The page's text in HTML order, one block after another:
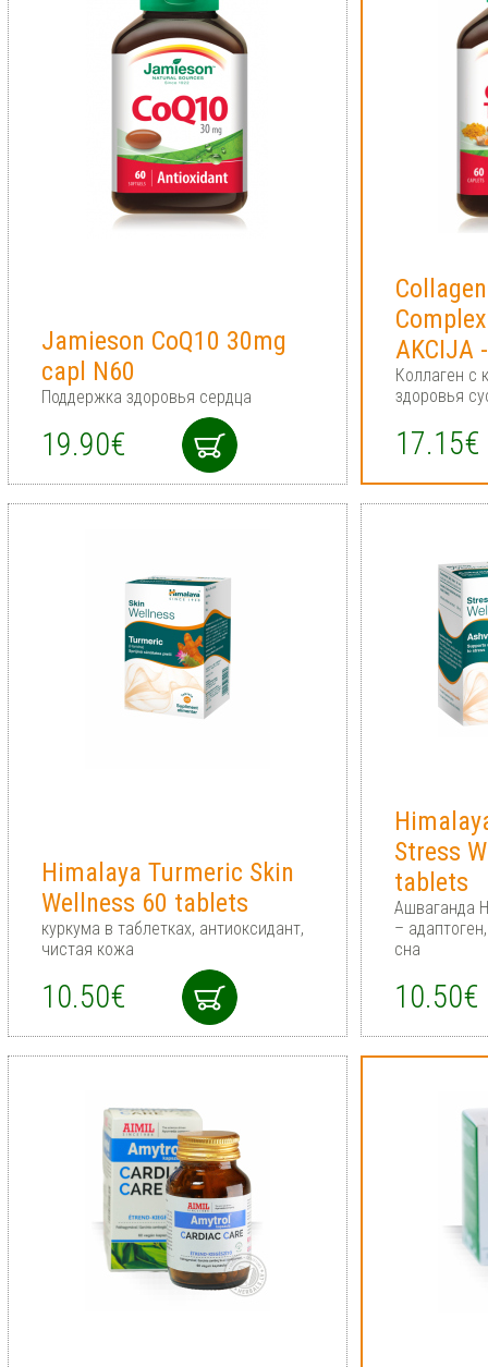
Jamieson CoQ10 30mg
capl N60
Поддержка здоровья сердца
19.90€
AKCIJA
Коллаген с
здоровья
17.15€
Himalaya Turmeric Skin
Wellness 60 tablets
куркума в таблетках, антиоксидант,
чистая кожа
10.50€
Stress
tablets
Ашваганда
–
сна
10.50€